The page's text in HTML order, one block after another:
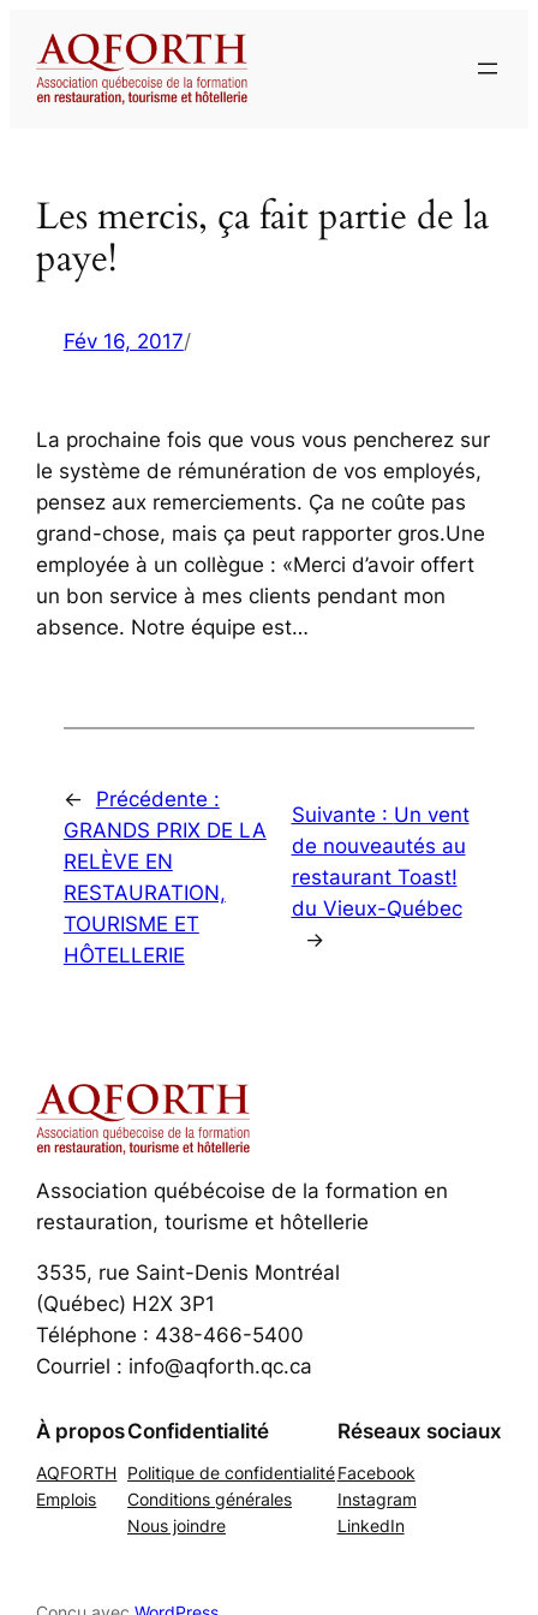
contenu
Les mercis, ça fait partie de la
paye!
Fév 16, 2017/
La prochaine fois que vous vous pencherez sur
le système de rémunération de vos employés,
pensez aux remerciements. Ça ne coûte pas
grand-chose, mais ça peut rapporter gros.Une
employée à un collègue : «Merci d’avoir offert
un bon service à mes clients pendant mon
absence. Notre équipe est…
←
Précédente :
GRANDS PRIX DE LA
RELÈVE EN
RESTAURATION,
TOURISME ET
HÔTELLERIE
Suivante : Un vent
de nouveautés au
restaurant Toast!
du Vieux-Québec
→
Association québécoise de la formation en
restauration, tourisme et hôtellerie
3535, rue Saint-Denis Montréal
(Québec) H2X 3P1
Téléphone : 438-466-5400
Courriel : info@aqforth.qc.ca
À propos
AQFORTH
Emplois
Confidentialité
Politique de confidentialité
Conditions générales
Nous joindre
Réseaux sociaux
Facebook
Instagram
LinkedIn